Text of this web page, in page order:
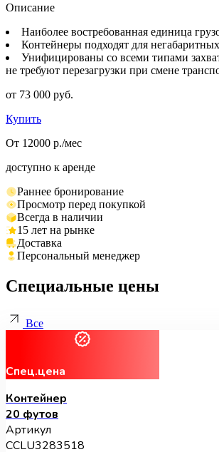
Описание
Наиболее востребованная единица
Контейнеры подходят для
Унифицированы со всеми типами
не требуют перезагрузки при смене
от 73 000 руб.
Купить
От 12000 р./мес
доступно к аренде
Раннее бронирование
Просмотр перед покупкой
Всегда в наличии
15 лет на рынке
Доставка
Персональный менеджер
Специальные цены
Все
Спец.цена
Контейнер
20 футов
Артикул
CCLU3283518